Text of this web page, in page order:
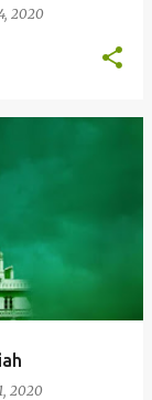
2020
2020